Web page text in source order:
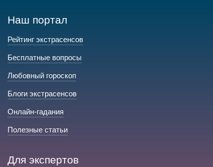
Наш портал
Рейтинг экстрасенсов
Бесплатные вопросы
Любовный гороскоп
Блоги экстрасенсов
Онлайн-гадания
Полезные статьи
Для экспертов